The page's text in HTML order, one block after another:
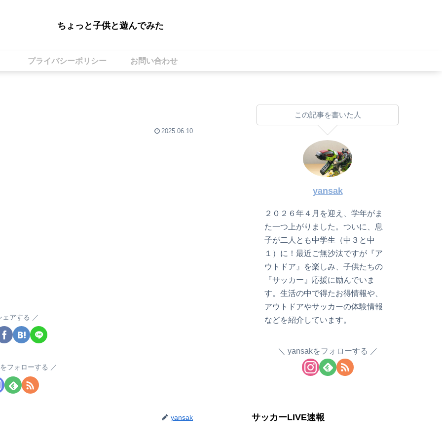
ちょっと子供と遊んでみた
プライバシーポリシー お問い合わせ
2025.06.10
ェアする
フォローする
yansak
この記事を書いた人
yansak
２０２６年４月を迎え、学年がま
た一つ上がりました。ついに、息
子が二人とも中学生（中３と中
１）に！最近ご無沙汰ですが『ア
ウトドア』を楽しみ、子供たちの
『サッカー』応援に励んでいま
す。生活の中で得たお得情報や、
アウトドアやサッカーの体験情報
などを紹介しています。
yansakをフォローする
サッカーLIVE速報